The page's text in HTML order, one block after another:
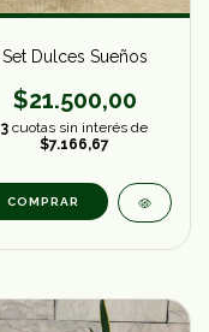
Set Dulces Sueños
$21.500,00
3 cuotas sin interés de
$7.166,67
COMPRAR